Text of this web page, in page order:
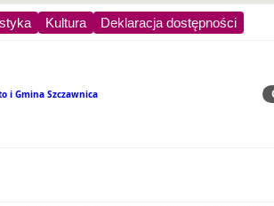
Kultura Deklaracja dostępności
i Gmina Szczawnica